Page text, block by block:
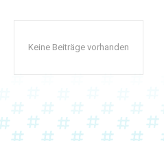
Keine Beiträge vorhanden